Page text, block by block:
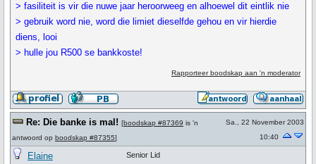
> fasiliteit is vir die nuwe jaar heroorweeg en alhoewel dit eintlik nie
> gebruik word nie, word die limiet dieselfde gehou en vir hierdie
diens, looi
> hulle jou R500 se bankkoste!
Rapporteer boodskap aan 'n moderator
Re: Die banke is mal! [boodskap #87369 is 'n
antwoord op boodskap #87355]
Sa., 22 November 2003
10:40
Elaine Senior Lid